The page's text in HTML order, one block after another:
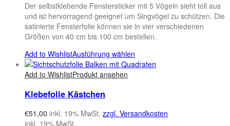
Der selbstklebende Fenstersticker mit 5 Vögeln sieht toll aus
und ist hervorragend geeignet um Singvögel zu schützen. Die
satinierte Fensterfolie können sie in vier verschiedenen
Größen von 40 cm bis 100 cm bestellen.
Add to WishlistAusführung wählen
Add to WishlistProdukt ansehen
Klebefolie Kästchen
€51,00 inkl. 19% MwSt. zzgl. Versandkosten
inkl. 19% MwSt.